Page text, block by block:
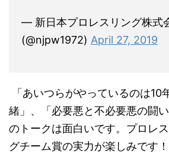
— 新日本プロレスリング株式
(@njpw1972) April 27, 2019
「あいつらがやっているのは10
緒」、「必要悪と不必要悪の闘
のトークは面白いです。プロレ
グチーム賞の実力が楽しみです！